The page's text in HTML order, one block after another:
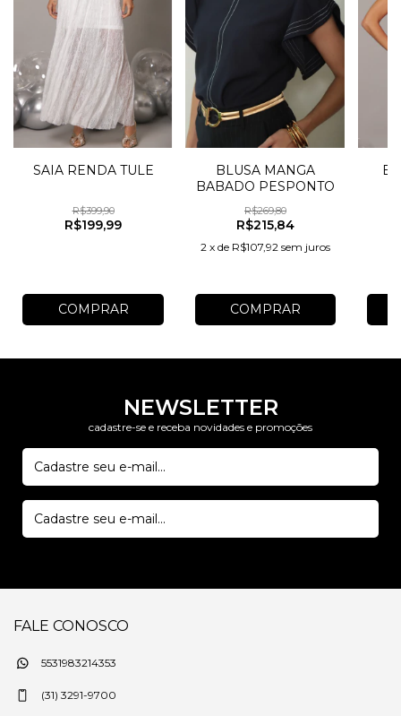
SAIA RENDA TULE
R$399,90
R$199,99
COMPRAR
BLUSA MANGA
BABADO PESPONTO
R$269,80
R$215,84
2 x de R$107,92 sem juros
COMPRAR
NEWSLETTER
cadastre-se e receba novidades e promoções
FALE CONOSCO
5531983214353
(31) 3291-9700